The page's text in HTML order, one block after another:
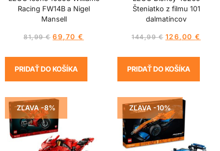
Racing FW14B a Nigel
Mansell
81,99€ 69,70€
PRIDAŤ DO KOŠÍKA
Šteniatko z filmu 101
dalmatíncov
144,99€ 126,00€
PRIDAŤ DO KOŠÍKA
ZĽAVA -8% ZĽAVA -10%